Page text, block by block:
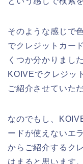
そのような感じで
でクレジットカー
くつか分かりまし
KOIVEでクレジッ
ご紹介させていた
なのでもし、
ードが使えないエ
からご紹介するク
はまると思います